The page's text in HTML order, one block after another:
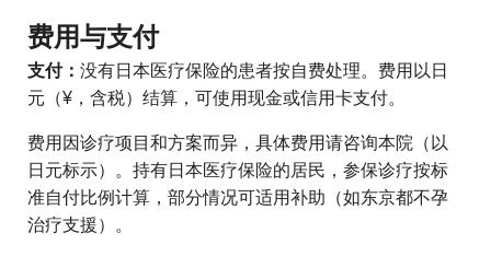
费用与支付
支付： 没有日本医疗保险的患者按自费处理。费用以日
元（¥，含税）结算，可使用现金或信用卡支付。
费用因诊疗项目和方案而异，具体费用请咨询本院（以
日元标示）。持有日本医疗保险的居民，参保诊疗按标
准自付比例计算，部分情况可适用补助（如东京都不孕
治疗支援）。